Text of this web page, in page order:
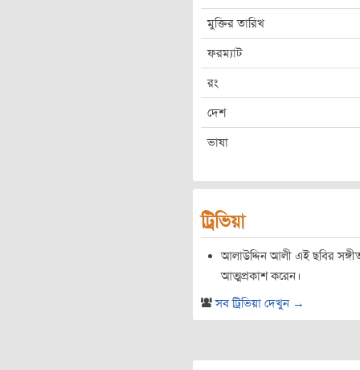
মুক্তির তারিখ
ফরম্যাট
রং
দেশ
ভাষা
ট্রিভিয়া
আলাউদ্দিন আলী এই ছবির
আত্মপ্রকাশ করেন।
সব ট্রিভিয়া দেখুন →